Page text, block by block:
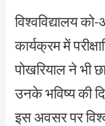
विश्वविद्यालय
कार्यक्रम में
पोखरियाल ने भी
उनके भविष्य की
इस अवसर पर